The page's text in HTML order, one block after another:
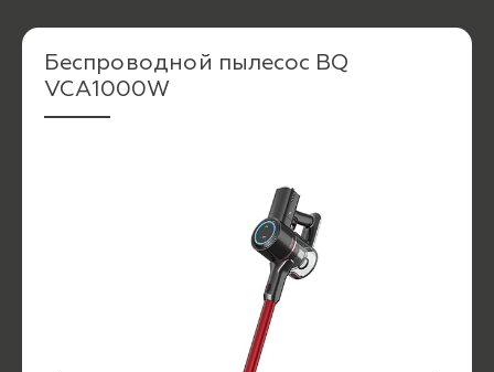
Беспроводной пылесос BQ
VCA1000W